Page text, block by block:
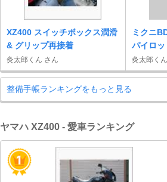
XZ400 スイッチボックス潤滑
& グリップ再接着
灸太郎くん さん
ミクニ
パイロ
灸太郎く
整備手帳ランキングをもっと見る
ヤマハ XZ400 - 愛車ランキング